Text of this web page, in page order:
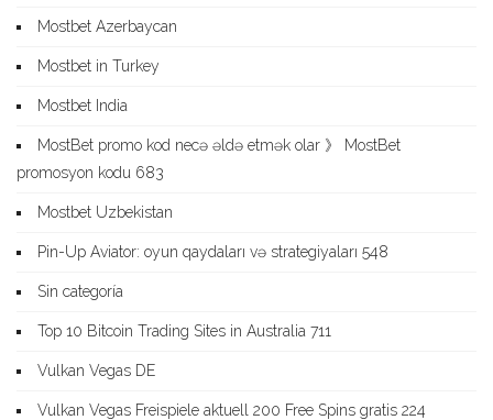
Mostbet Azerbaycan
Mostbet in Turkey
Mostbet India
MostBet promo kod necə əldə etmək olar 》 MostBet
promosyon kodu 683
Mostbet Uzbekistan
Pin-Up Aviator: oyun qaydaları və strategiyaları 548
Sin categoría
Top 10 Bitcoin Trading Sites in Australia 711
Vulkan Vegas DE
Vulkan Vegas Freispiele aktuell 200 Free Spins gratis 224